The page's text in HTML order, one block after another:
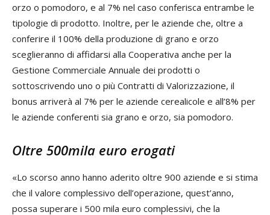
orzo o pomodoro, e al 7% nel caso conferisca entrambe le
tipologie di prodotto. Inoltre, per le aziende che, oltre a
conferire il 100% della produzione di grano e orzo
sceglieranno di affidarsi alla Cooperativa anche per la
Gestione Commerciale Annuale dei prodotti o
sottoscrivendo uno o più Contratti di Valorizzazione, il
bonus arriverà al 7% per le aziende cerealicole e all’8% per
le aziende conferenti sia grano e orzo, sia pomodoro.
Oltre 500mila euro erogati
«Lo scorso anno hanno aderito oltre 900 aziende e si stima
che il valore complessivo dell’operazione, quest’anno,
possa superare i 500 mila euro complessivi, che la